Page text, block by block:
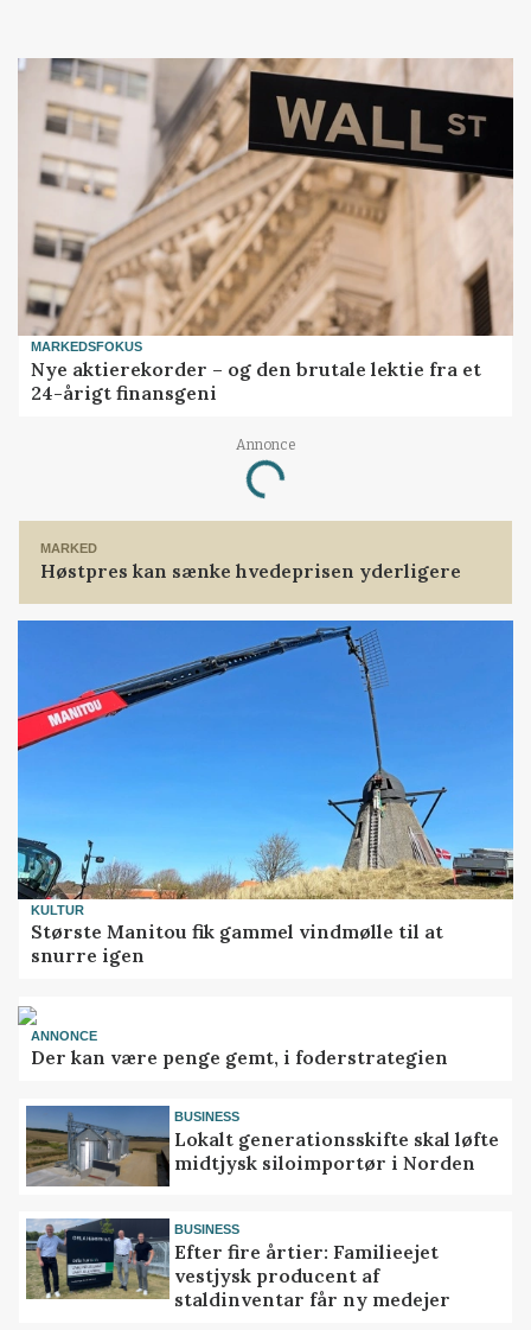
MARKEDSFOKUS
Nye aktierekorder – og den brutale lektie fra et
24-årigt finansgeni
Annonce
Loading...
MARKED
Høstpres kan sænke hvedeprisen yderligere
KULTUR
Største Manitou fik gammel vindmølle til at
snurre igen
ANNONCE
Der kan være penge gemt, i foderstrategien
BUSINESS
Lokalt generationsskifte skal løfte
midtjysk siloimportør i Norden
BUSINESS
Efter fire årtier: Familieejet
vestjysk producent af
staldinventar får ny medejer